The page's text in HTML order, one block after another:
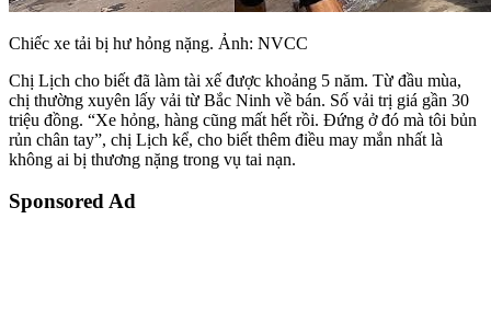
Chiếc xe tải bị hư hỏng nặng. Ảnh: NVCC
Chị Lịch cho biết đã làm tài xế được khoảng 5 năm. Từ đầu mùa,
chị thường xuyên lấy vải từ Bắc Ninh về bán. Số vải trị giá gần 30
triệu đồng. “Xe hỏng, hàng cũng mất hết rồi. Đứng ở đó mà tôi bủn
rủn chân tay”, chị Lịch kể, cho biết thêm điều may mắn nhất là
không ai bị thương nặng trong vụ tai nạn.
Sponsored Ad